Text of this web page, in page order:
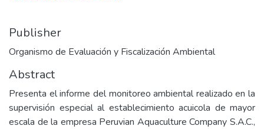
Publisher
Organismo de Evaluación y Fiscalización Ambiental
Abstract
Presenta el informe del monitoreo ambiental realizado en la
supervisión especial al establecimiento acuicola de mayor
escala de la empresa Peruvian Aquaculture Company S.A.C.,